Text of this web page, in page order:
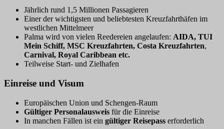
Jährlich rund 1,5 Millionen Passagieren
Einer der wichtigsten und beliebtesten Kreuzfahrthäfen im
westlichen Mittelmeer
Palma wird von vielen Reedereien angelaufen: AIDA, TUI
Mein Schiff, MSC Kreuzfahrten, Costa Kreuzfahrten,
Carnival, Royal Caribbean etc.
Teilweise Start- und Zielhafen
Einreise und Visum
Europäischen Union und Schengen-Raum
Gültiger Personalausweis für die Einreise
In manchen Fällen ist ein gültiger Reisepass erforderlich